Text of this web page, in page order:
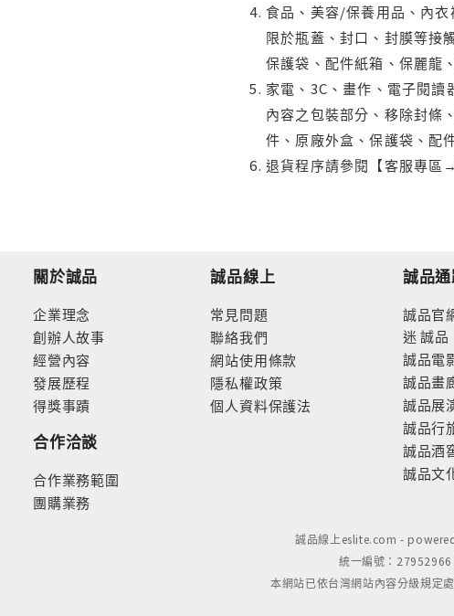
食品、美容/保養用品、內
限於瓶蓋、封口、封膜等接
保護袋、配件紙箱、保麗龍
家電、3C、畫作、電子閱
內容之包裝部分、移除封條
件、原廠外盒、保護袋、配
退貨程序請參閱【客服專區
關於誠品
企業理念
創辦人故事
經營內容
發展歷程
得獎事蹟
合作洽談
合作業務範圍
團購業務
誠品線上
常見問題
聯絡我們
網站使用條款
隱私權政策
個人資料保護法
誠品
誠品官
迷 誠品
誠品電
誠品畫
誠品展
誠品行
誠品酒
誠品文
誠品線上eslite.com -
統一編號：
本網站已依台灣網站內容分級規